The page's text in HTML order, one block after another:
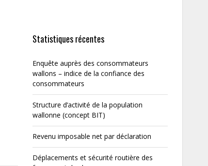
Statistiques récentes
Enquête auprès des consommateurs
wallons – indice de la confiance des
consommateurs
Structure d’activité de la population
wallonne (concept BIT)
Revenu imposable net par déclaration
Déplacements et sécurité routière des